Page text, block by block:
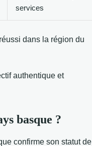
services
dans la région du
authentique et
basque ?
confirme son statut de